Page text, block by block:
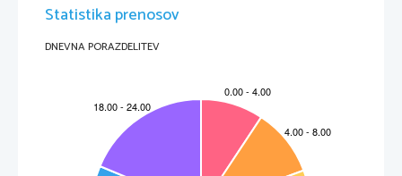
Statistika prenosov
DNEVNA PORAZDELITEV